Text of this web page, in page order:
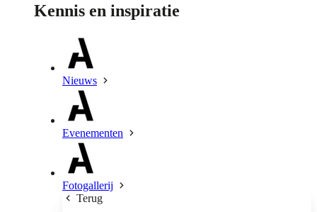
Kennis en inspiratie
Nieuws
Evenementen
Fotogallerij
Terug